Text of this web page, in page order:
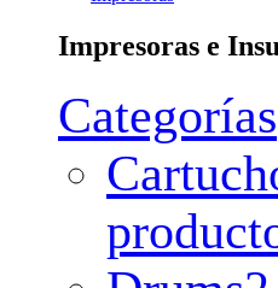
Impresoras e
Categorías